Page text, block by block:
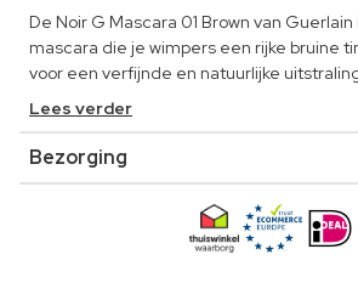
De Noir G Mascara 01 Brown van
mascara die je wimpers een rijke bruine
voor een verfijnde en natuurlijke
Lees verder
Bezorging